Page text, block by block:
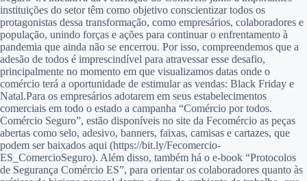
instituições do setor têm como objetivo conscientizar todos os
protagonistas dessa transformação, como empresários, colaboradores e
população, unindo forças e ações para continuar o enfrentamento à
pandemia que ainda não se encerrou. Por isso, compreendemos que a
adesão de todos é imprescindível para atravessar esse desafio,
principalmente no momento em que visualizamos datas onde o
comércio terá a oportunidade de estimular as vendas: Black Friday e
Natal.Para os empresários adotarem em seus estabelecimentos
comerciais em todo o estado a campanha “Comércio por todos.
Comércio Seguro”, estão disponíveis no site da Fecomércio as peças
abertas como selo, adesivo, banners, faixas, camisas e cartazes, que
podem ser baixados aqui (https://bit.ly/Fecomercio-
ES_ComercioSeguro). Além disso, também há o e-book “Protocolos
de Segurança Comércio ES”, para orientar os colaboradores quanto às